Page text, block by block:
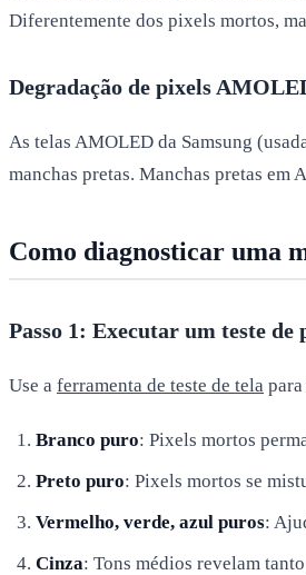
Diferentemente dos pixels mortos,
Degradação de pixels
As telas AMOLED da Samsung
manchas pretas. Manchas pretas
Como diagnosticar uma
Passo 1: Executar um teste de
Use a ferramenta de teste de tela
Branco puro: Pixels mortos
Preto puro: Pixels mortos se
Vermelho, verde, azul puros:
Cinza: Tons médios revelam